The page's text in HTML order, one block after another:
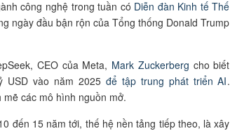
công nghệ trong tuần có Diễn đàn Kinh tế Thế
ngày đầu bận rộn của Tổng thống Donald Trump
CEO của Meta, Mark Zuckerberg cho biết
USD vào năm 2025 để tập trung phát triển AI.
các mô hình nguồn mở.
đến 15 năm tới, thế hệ nền tảng tiếp theo, là xây